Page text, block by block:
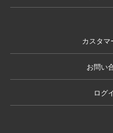
カスタマ
お問い
ログ